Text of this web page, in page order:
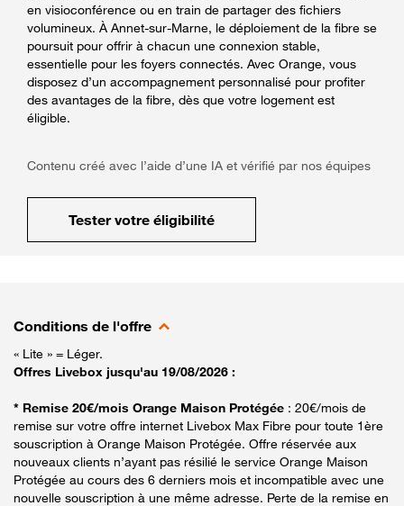
en visioconférence ou en train de partager des fichiers
volumineux. À Annet-sur-Marne, le déploiement de la fibre se
poursuit pour offrir à chacun une connexion stable,
essentielle pour les foyers connectés. Avec Orange, vous
disposez d’un accompagnement personnalisé pour profiter
des avantages de la fibre, dès que votre logement est
éligible.
Contenu créé avec l’aide d’une IA et vérifié par nos équipes
Tester votre éligibilité
Conditions de l'offre
« Lite » = Léger.
Offres Livebox jusqu'au 19/08/2026 :
* Remise 20€/mois Orange Maison Protégée : 20€/mois de
remise sur votre offre internet Livebox Max Fibre pour toute 1ère
souscription à Orange Maison Protégée. Offre réservée aux
nouveaux clients n’ayant pas résilié le service Orange Maison
Protégée au cours des 6 derniers mois et incompatible avec une
nouvelle souscription à une même adresse. Perte de la remise en